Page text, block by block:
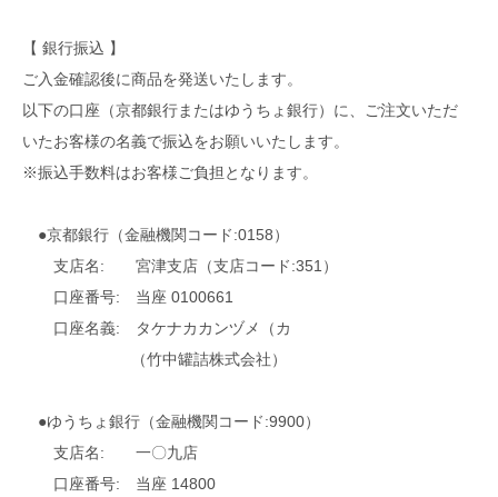
【 銀行振込 】
ご入金確認後に商品を発送いたします。
以下の口座（京都銀行またはゆうちょ銀行）に、ご注文いただ
いたお客様の名義で振込をお願いいたします。
※振込手数料はお客様ご負担となります。
●京都銀行（金融機関コード:0158）
支店名: 宮津支店（支店コード:351）
口座番号: 当座 0100661
口座名義: タケナカカンヅメ（カ
（竹中罐詰株式会社）
●ゆうちょ銀行（金融機関コード:9900）
支店名: 一〇九店
口座番号: 当座 14800